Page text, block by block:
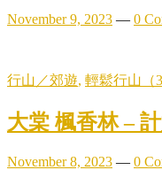
November 9, 2023 — 0
行山／郊遊, 輕鬆行山（
大棠 楓香林 –
November 8, 2023 — 0